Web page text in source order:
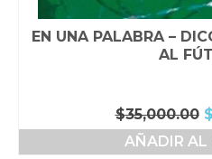
EN UNA PALABRA –
AL
$35,000.00 $
AÑADIR AL